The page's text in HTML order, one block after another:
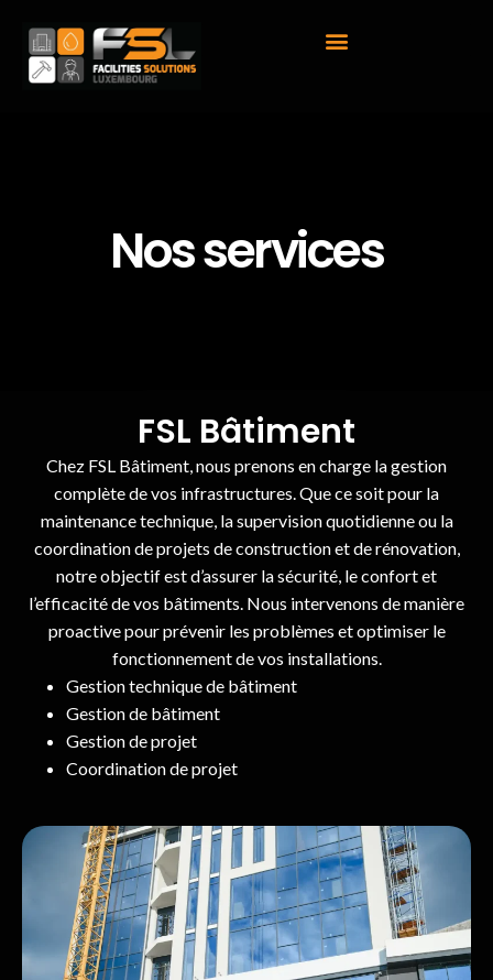
Nos services
FSL Bâtiment
Chez FSL Bâtiment, nous prenons en charge la gestion
complète de vos infrastructures. Que ce soit pour la
maintenance technique, la supervision quotidienne ou la
coordination de projets de construction et de rénovation,
notre objectif est d’assurer la sécurité, le confort et
l’efficacité de vos bâtiments. Nous intervenons de manière
proactive pour prévenir les problèmes et optimiser le
fonctionnement de vos installations.
Gestion technique de bâtiment
Gestion de bâtiment
Gestion de projet
Coordination de projet